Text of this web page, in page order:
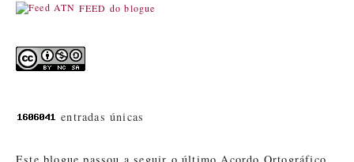
FEED do blogue
entradas únicas
Este blogue passou a seguir o último Acordo Ortográfico